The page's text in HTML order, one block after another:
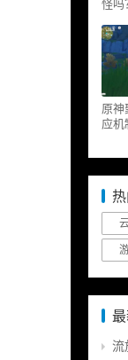
怪吗
原神
应机
流